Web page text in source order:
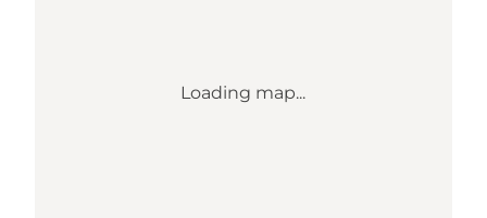
Loading map...